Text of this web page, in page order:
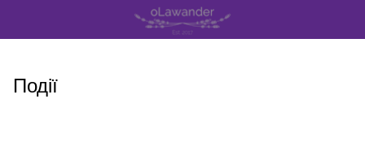
Події